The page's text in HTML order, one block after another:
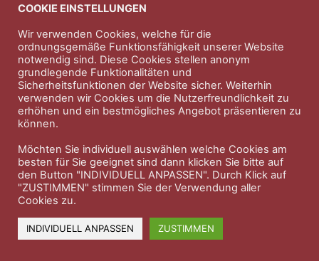
Professioneller Rundumschutz seit über 30 Jahren.
Impressum Nutzungsbedingungen
Datenschutzerklärung Therapeutenkatalog Über uns
COOKIE EINSTELLUNGEN
Wir verwenden Cookies, welche für die
ordnungsgemäße Funktionsfähigkeit unserer Website
notwendig sind. Diese Cookies stellen anonym
grundlegende Funktionalitäten und
Sicherheitsfunktionen der Website sicher. Weiterhin
verwenden wir Cookies um die Nutzerfreundlichkeit zu
erhöhen und ein bestmögliches Angebot präsentieren zu
können.
Möchten Sie individuell auswählen welche Cookies am
besten für Sie geeignet sind dann klicken Sie bitte auf
den Button "INDIVIDUELL ANPASSEN". Durch Klick auf
"ZUSTIMMEN" stimmen Sie der Verwendung aller
Cookies zu.
INDIVIDUELL ANPASSEN ZUSTIMMEN